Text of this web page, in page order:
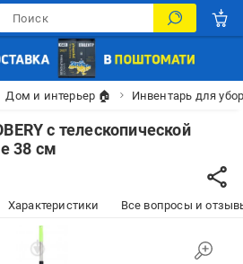
Дом и интерьер 🏠 Инвентарь для
с телескопической
38 см
Характеристики Все вопросы и